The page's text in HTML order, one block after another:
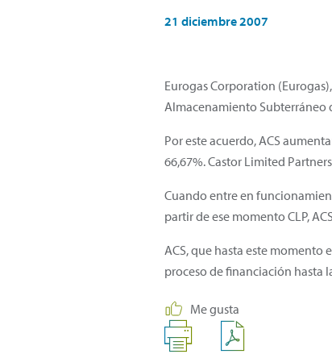
21 diciembre 2007
Eurogas Corporation
Almacenamiento Subterráneo
Por este acuerdo, ACS
66,67%. Castor Limited
Cuando entre en
partir de ese momento CLP,
ACS, que hasta este momento
proceso de financiación hasta
Me gusta